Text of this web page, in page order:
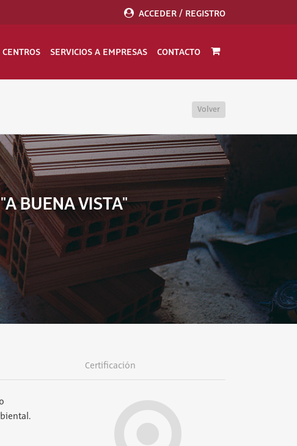
ACCEDER / REGISTRO
CENTROS SERVICIOS A EMPRESAS CONTACTO
Volver
BUENA VISTA"
Certificación